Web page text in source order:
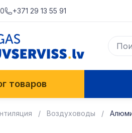
+371 29 13 55 91
товаров
Воздуховоды